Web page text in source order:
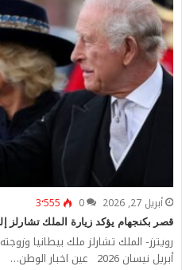
أبريل 27, 2026 0 3٬555
قصر بكنجهام يؤكد زيارة الملك تشارلز
أبريل نيسان 2026 عين اخبار الوطن…